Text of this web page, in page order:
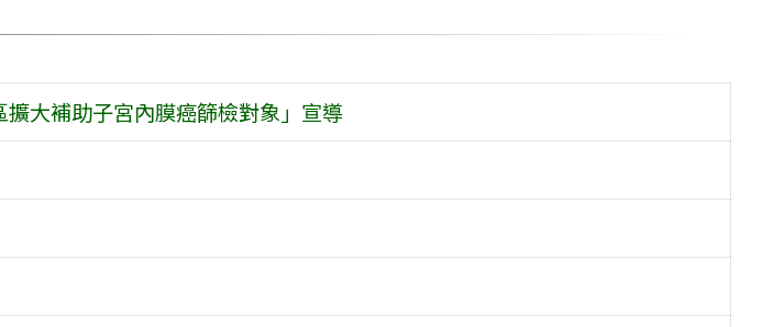
大補助子宮內膜癌篩檢對象」宣導